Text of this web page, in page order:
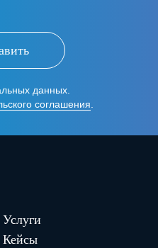
данных.
соглашения
Услуги
Кейсы